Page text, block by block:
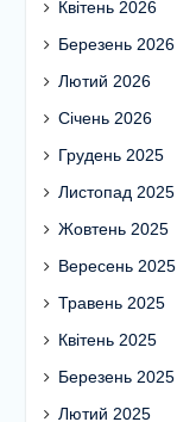
Квітень 2026
Березень 2026
Лютий 2026
Січень 2026
Грудень 2025
Листопад 2025
Жовтень 2025
Вересень 2025
Травень 2025
Квітень 2025
Березень 2025